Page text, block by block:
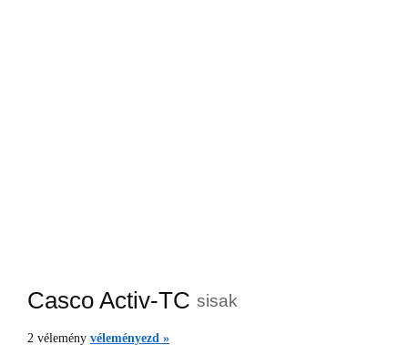
Casco Activ-TC sisak
2 vélemény véleményezd »